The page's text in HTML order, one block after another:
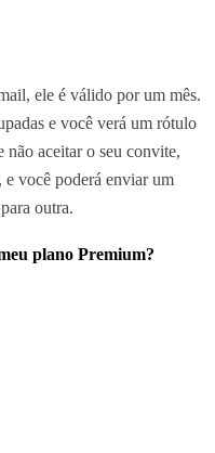
ele é válido por um mês.
e você verá um rótulo
aceitar o seu convite,
e você poderá enviar um
outra.
plano Premium?